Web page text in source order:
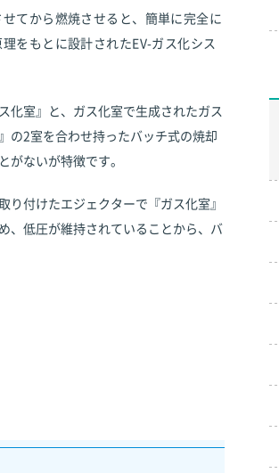
てから燃焼させると、簡単に完全に
をもとに設計されたEV-ガス化シス
化室』と、ガス化室で生成されたガス
の2室を合わせ持ったバッチ式の焼却
がないが特徴です。
り付けたエジェクターで『ガス化室』
、低圧が維持されていることから、バ